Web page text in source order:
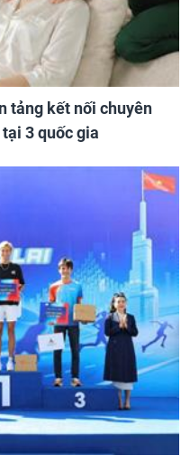
tảng kết nối chuyên
3 quốc gia